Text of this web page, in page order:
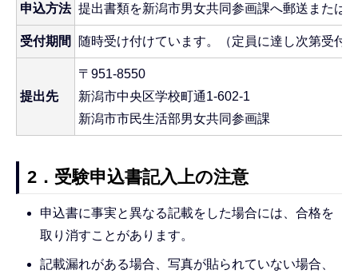
申込方法 提出書類を新潟市男女共同参画課へ郵送または
受付期間 随時受け付けています。（定員に達し次第受付
提出先
〒951-8550
新潟市中央区学校町通1-602-1
新潟市市民生活部男女共同参画課
2．受験申込書記入上の注意
申込書に事実と異なる記載をした場合には、合格を
取り消すことがあります。
記載漏れがある場合、写真が貼られていない場合、